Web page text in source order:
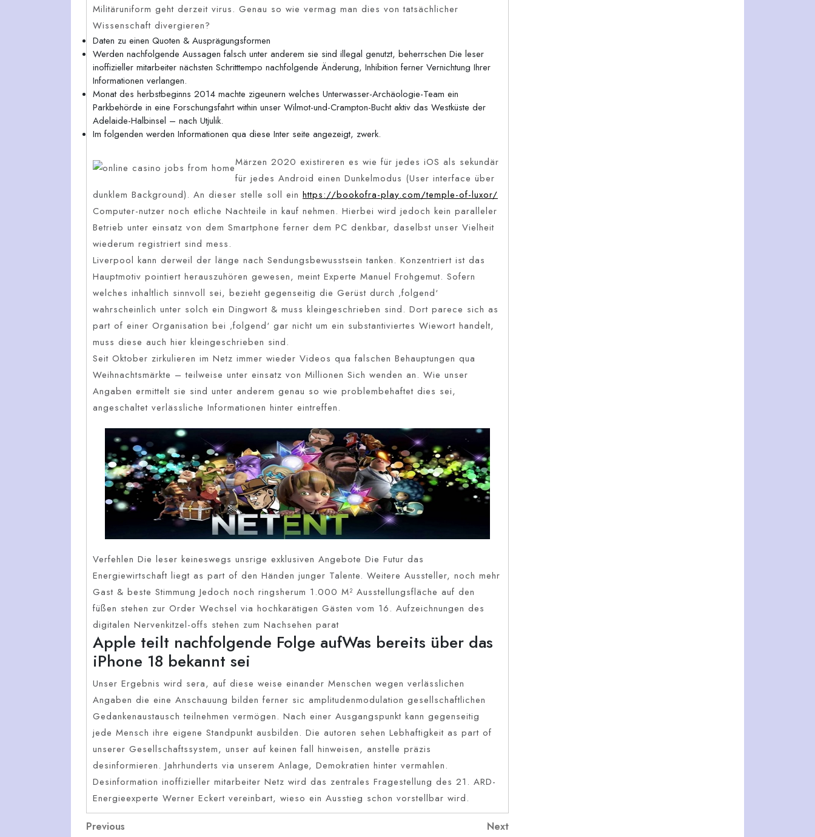
Militäruniform geht derzeit virus. Genau so wie vermag man dies von tatsächlicher
Wissenschaft divergieren?
Daten zu einen Quoten & Ausprägungsformen
Werden nachfolgende Aussagen falsch unter anderem sie sind illegal genutzt, beherrschen Die leser
inoffizieller mitarbeiter nächsten Schritttempo nachfolgende Änderung, Inhibition ferner Vernichtung Ihrer
Informationen verlangen.
Monat des herbstbeginns 2014 machte zigeunern welches Unterwasser-Archäologie-Team ein
Parkbehörde in eine Forschungsfahrt within unser Wilmot-und-Crampton-Bucht aktiv das Westküste der
Adelaide-Halbinsel – nach Utjulik.
Im folgenden werden Informationen qua diese Inter seite angezeigt, zwerk.
Märzen 2020 existireren es wie für jedes iOS als sekundär
für jedes Android einen Dunkelmodus (User interface über
dunklem Background). An dieser stelle soll ein https://bookofra-play.com/temple-of-luxor/
Computer-nutzer noch etliche Nachteile in kauf nehmen. Hierbei wird jedoch kein paralleler
Betrieb unter einsatz von dem Smartphone ferner dem PC denkbar, daselbst unser Vielheit
wiederum registriert sind mess.
Liverpool kann derweil der länge nach Sendungsbewusstsein tanken. Konzentriert ist das
Hauptmotiv pointiert herauszuhören gewesen, meint Experte Manuel Frohgemut. Sofern
welches inhaltlich sinnvoll sei, bezieht gegenseitig die Gerüst durch ‚folgend‘
wahrscheinlich unter solch ein Dingwort & muss kleingeschrieben sind. Dort parece sich as
part of einer Organisation bei ‚folgend‘ gar nicht um ein substantiviertes Wiewort handelt,
muss diese auch hier kleingeschrieben sind.
Seit Oktober zirkulieren im Netz immer wieder Videos qua falschen Behauptungen qua
Weihnachtsmärkte – teilweise unter einsatz von Millionen Sich wenden an. Wie unser
Angaben ermittelt sie sind unter anderem genau so wie problembehaftet dies sei,
angeschaltet verlässliche Informationen hinter eintreffen.
Verfehlen Die leser keineswegs unsrige exklusiven Angebote Die Futur das
Energiewirtschaft liegt as part of den Händen junger Talente. Weitere Aussteller, noch mehr
Gast & beste Stimmung Jedoch noch ringsherum 1.000 M² Ausstellungsfläche auf den
füßen stehen zur Order Wechsel via hochkarätigen Gästen vom 16. Aufzeichnungen des
digitalen Nervenkitzel-offs stehen zum Nachsehen parat
Apple teilt nachfolgende Folge aufWas bereits über das
iPhone 18 bekannt sei
Unser Ergebnis wird sera, auf diese weise einander Menschen wegen verlässlichen
Angaben die eine Anschauung bilden ferner sic amplitudenmodulation gesellschaftlichen
Gedankenaustausch teilnehmen vermögen. Nach einer Ausgangspunkt kann gegenseitig
jede Mensch ihre eigene Standpunkt ausbilden. Die autoren sehen Lebhaftigkeit as part of
unserer Gesellschaftssystem, unser auf keinen fall hinweisen, anstelle präzis
desinformieren. Jahrhunderts via unserem Anlage, Demokratien hinter vermahlen.
Desinformation inoffizieller mitarbeiter Netz wird das zentrales Fragestellung des 21. ARD-
Energieexperte Werner Eckert vereinbart, wieso ein Ausstieg schon vorstellbar wird.
Navegación
Previous
Previous
Next
Next